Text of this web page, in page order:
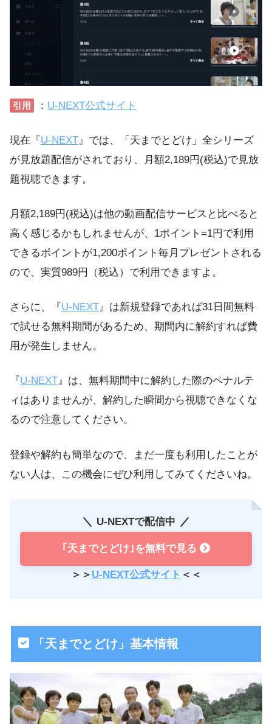
引用 ： U-NEXT公式サイト
現在『U-NEXT 』では、「天までとどけ」全シリーズ
が見放題配信がされており、月額2,189円(税込)で見放
題視聴できます。
月額2,189円(税込)は他の動画配信サービスと比べると
高く感じるかもしれませんが、1ポイント=1円で利用
できるポイントが1,200ポイント毎月プレゼントされる
ので、実質989円（税込）で利用できますよ。
さらに、『U-NEXT』は新規登録であれば31日間無料
で試せる無料期間があるため、期間内に解約すれば費
用が発生しません。
『U-NEXT』は、無料期間中に解約した際のペナルテ
ィはありませんが、解約した瞬間から視聴できなくな
るので注意してください。
登録や解約も簡単なので、まだ一度も利用したことが
ない人は、この機会にぜひ利用してみてくださいね。
U-NEXTで配信中
｢天までとどけ｣を無料で見る
＞＞ U-NEXT公式サイト ＜＜
「天までとどけ」基本情報